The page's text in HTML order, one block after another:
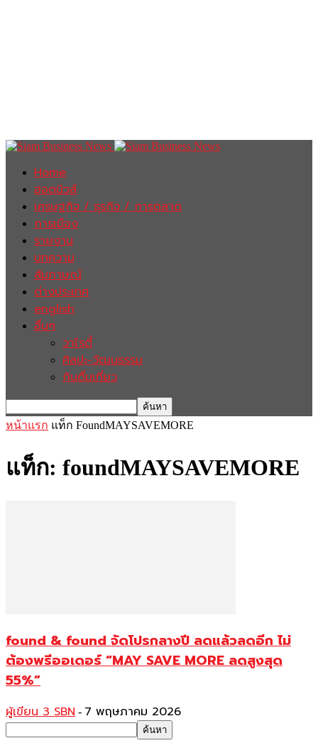
Home
ฮอตนิวส์
เศรษฐกิจ / ธุรกิจ / การตลาด
การเมือง
รายงาน
บทความ
สัมภาษณ์
ต่างประเทศ
english
อื่นๆ
วาไรตี้
ศิลปะ-วัฒนธรรม
กินดื่มเที่ยว
หน้าแรก แท็ก FoundMAYSAVEMORE
แท็ก: foundMAYSAVEMORE
found & found จัดโปรกลางปี ลดแล้วลดอีก ไม่
ต้องพรีออเดอร์ “MAY SAVE MORE ลดสูงสุด
55%”
ผู้เขียน 3 SBN - 7 พฤษภาคม 2026